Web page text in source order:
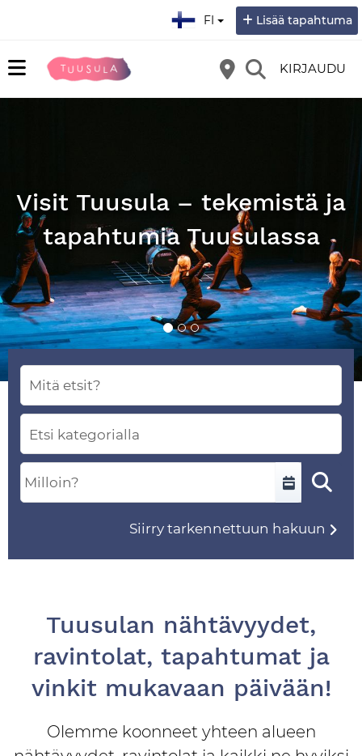
FI Lisää tapahtuma
KIRJAUDU
Visit Tuusula – tekemistä ja
tapahtumia Tuusulassa
Siirry tarkennettuun hakuun
Tuusulan nähtävyydet,
ravintolat, tapahtumat ja
vinkit mukavaan päivään!
Olemme koonneet yhteen alueen